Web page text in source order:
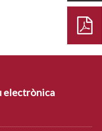
electrònica